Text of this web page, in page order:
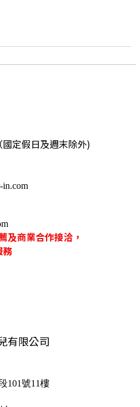
定假日及週末除外)
in.com
及商業合作接洽，
務
有限公司
101號11樓